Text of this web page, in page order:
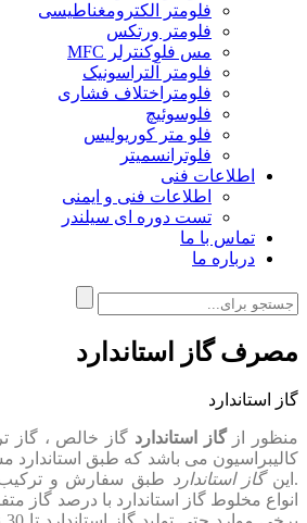
فلومتر الکترومغناطیسی
فلومتر ورتکس
مس فلوکنترلر MFC
فلومتر آلتراسونیک
فلومتراختلاف فشاری
فلوسوئیچ
فلو متر کوریولیس
فلوترانسمیتر
اطلاعات فنی
اطلاعات فنی و ایمنی
تست دوره ای سیلندر
تماس با ما
درباره ما
مصرف گاز استاندارد
گاز استاندارد
منظور ازگاز استاندارد گاز خالص ، گاز
کالیبراسیون می باشد که طبق استاندارد
.اینگاز استاندارد طبق سفارش و
انواع مخلوط گاز استاندارد با درصد گاز